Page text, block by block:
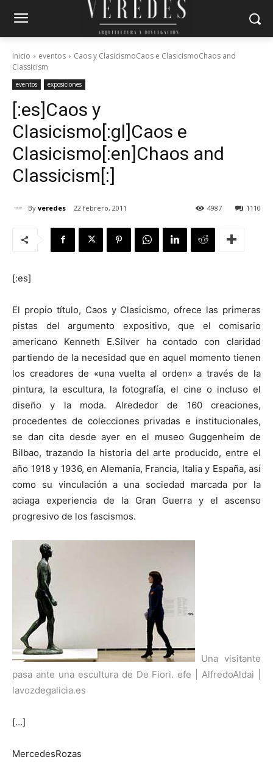
Inicio eventos
Caos y ClasicismoCaos e ClasicismoChaos and
Classicism
eventos exposiciones
[:es]Caos y
Clasicismo[:gl]Caos e
Clasicismo[:en]Chaos and
Classicism[:]
By veredes 22 febrero, 2011 1110
4987
[:es]
El propio título, Caos y Clasicismo, ofrece las primeras
pistas del argumento expositivo, que el comisario
americano Kenneth E.Silver ha contado con claridad
partiendo de la necesidad que en aquel momento tienen
los creadores de «una vuelta al orden» a través de la
pintura, la escultura, la fotografía, el cine o incluso el
diseño y la moda. Alrededor de 160 creaciones,
procedentes de colecciones privadas e institucionales,
se dan cita desde ayer en el museo Guggenheim de
Bilbao, trazando la historia del arte producido, entre el
año 1918 y 1936, en Alemania, Francia, Italia y España, así
como su vinculación a una sociedad marcada por la
aciaga experiencia de la Gran Guerra y el ascenso
progresivo de los fascismos.
Una visitante
pasa ante una escultura de De Fiori. efe | AlfredoAldai |
lavozdegalicia.es
[…]
MercedesRozas